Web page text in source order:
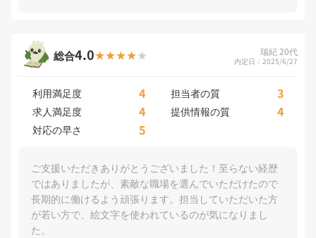
総合4.0 瑞紀 20代
内定日：2025/6/27
利用満足度 4 担当者の質 3
求人満足度 4 提供情報の質 4
対応の早さ 5
ご支援いただきありがとうございました！至らない経歴
ではありましたが、素敵な職場を選んでいただけたので
長期的に働けるよう頑張ります。担当していただいた方
が若い方で、絵文字を使われているのが気になりまし
た。